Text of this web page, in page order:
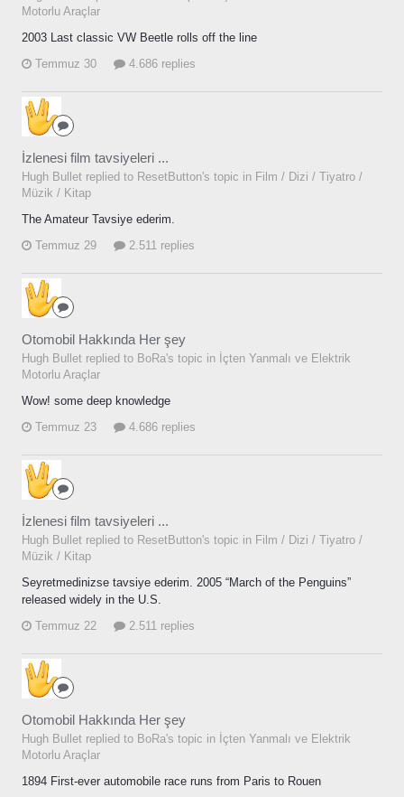
Motorlu Araçlar
2003 Last classic VW Beetle rolls off the line
Temmuz 30
4.686 replies
İzlenesi film tavsiyeleri ...
Hugh Bullet replied to ResetButton's topic in Film / Dizi / Tiyatro /
Müzik / Kitap
The Amateur Tavsiye ederim.
Temmuz 29
2.511 replies
Otomobil Hakkında Her şey
Hugh Bullet replied to BoRa's topic in İçten Yanmalı ve Elektrik
Motorlu Araçlar
Wow! some deep knowledge
Temmuz 23
4.686 replies
İzlenesi film tavsiyeleri ...
Hugh Bullet replied to ResetButton's topic in Film / Dizi / Tiyatro /
Müzik / Kitap
Seyretmedinizse tavsiye ederim. 2005 “March of the Penguins”
released widely in the U.S.
Temmuz 22
2.511 replies
Otomobil Hakkında Her şey
Hugh Bullet replied to BoRa's topic in İçten Yanmalı ve Elektrik
Motorlu Araçlar
1894 First-ever automobile race runs from Paris to Rouen